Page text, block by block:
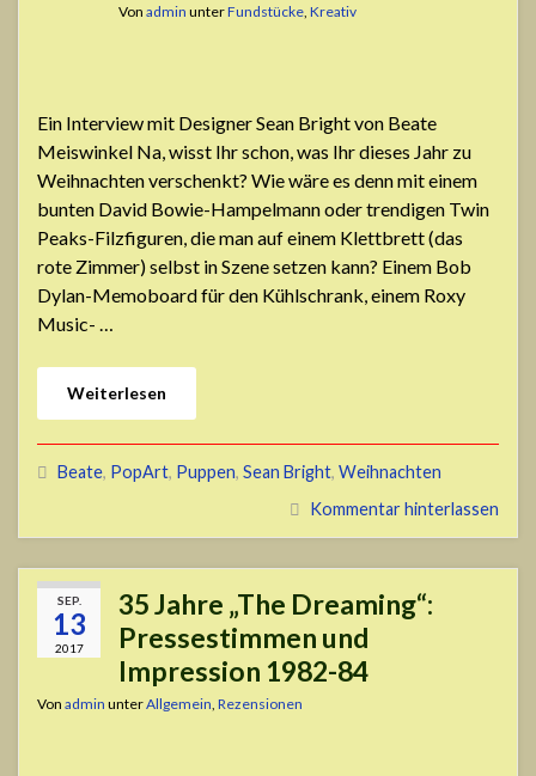
Von admin unterFundstücke Kreativ
Ein Interview mit Designer Sean Bright von Beate
Meiswinkel Na, wisst Ihr schon, was Ihr dieses Jahr zu
Weihnachten verschenkt? Wie wäre es denn mit einem
bunten David Bowie-Hampelmann oder trendigen Twin
Peaks-Filzfiguren, die man auf einem Klettbrett (das
rote Zimmer) selbst in Szene setzen kann? Einem Bob
Dylan-Memoboard für den Kühlschrank, einem Roxy
Music- …
Weiterlesen
Beate, PopArt, Puppen, Sean Bright, Weihnachten
Kommentar hinterlassen
SEP.
13
2017
35 Jahre „The Dreaming“:
Pressestimmen und
Impression 1982-84
Von admin unterAllgemein Rezensionen